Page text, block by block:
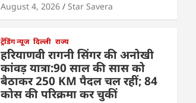
August 4, 2026 Star Savera
ट्रेंडिंग न्यूज दिल्ली राज्य
हरियाणवी रागनी सिंगर की अनोखी
कांवड़ यात्रा:90 साल की सास को
बैठाकर 250 KM पैदल चल रहीं; 84
कोस की परिक्रमा कर चुकीं